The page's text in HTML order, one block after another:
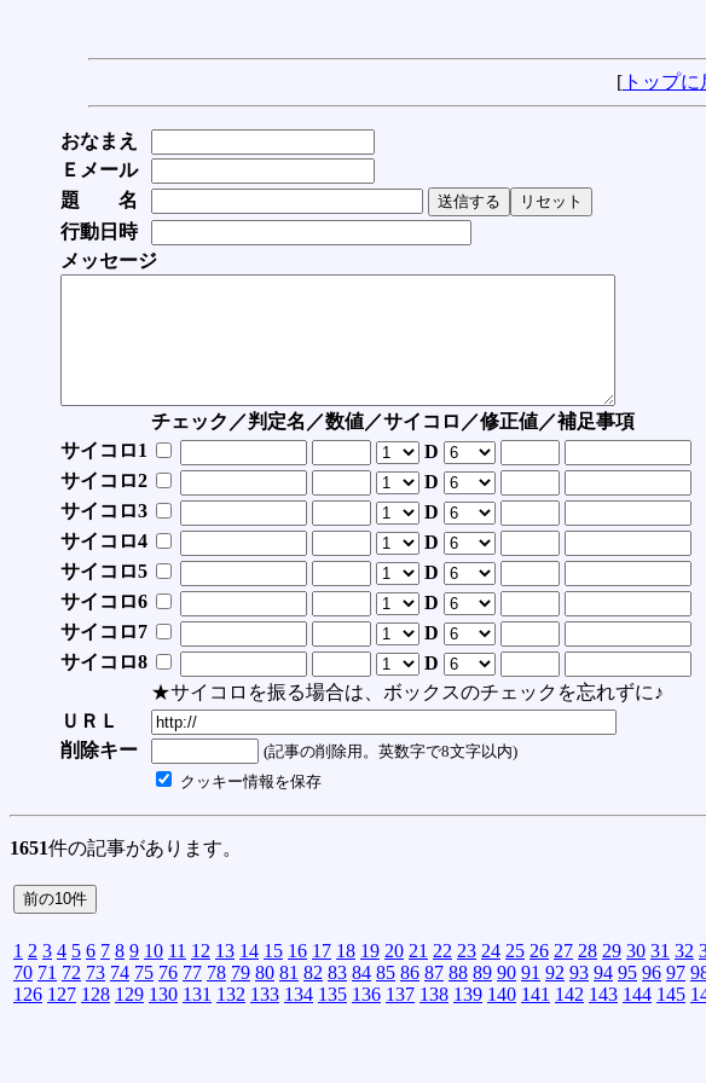
[ トップに
おなまえ
Ｅメール
題 名
行動日時
メッセージ
チェック／判定名／数値／サイコロ／修正値／補足事項
サイコロ1
D
サイコロ2
D
サイコロ3
D
サイコロ4
D
サイコロ5
D
サイコロ6
D
サイコロ7
D
サイコロ8
D
★サイコロを振る場合は、ボックスのチェックを忘れずに♪
ＵＲＬ
削除キー
(記事の削除用。英数字で8文字以内)
クッキー情報を保存
1651件の記事があります。
1 2 3 4 5 6 7 8 9 10 11 12 13 14 15 16 17 18 19 20 21 22 23 24 25 26 27 28 29 30 31 32
70 71 72 73 74 75 76 77 78 79 80 81 82 83 84 85 86 87 88 89 90 91 92 93 94 95 96 97
126 127 128 129 130 131 132 133 134 135 136 137 138 139 140 141 142 143 144 145